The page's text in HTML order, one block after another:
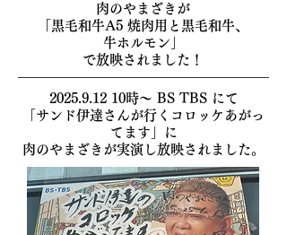
肉のやまざきが
「黒毛和牛A5 焼肉用と黒毛和牛、
牛ホルモン」
で放映されました！
2025.9.12 10時〜 BS TBS にて
「サンド伊達さんが行くコロッケあがっ
てます」に
肉のやまざきが実演し放映されました。